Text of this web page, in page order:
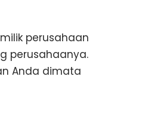
perusahaan
perusahaanya.
Anda dimata